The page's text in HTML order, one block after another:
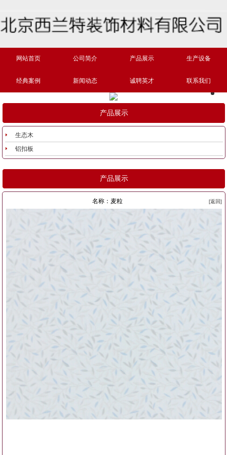
网站首页 公司简介 产品展示 生产设备
经典案例 新闻动态 诚聘英才 联系我们
产品展示
生态木
铝扣板
产品展示
[返回]
名称：麦粒